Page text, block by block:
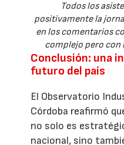
Todos los
positivamente la
en los comentarios
complejo pero con
Conclusión: una
futuro del país
El Observatorio
Córdoba reafirmó
no solo es
nacional, sino